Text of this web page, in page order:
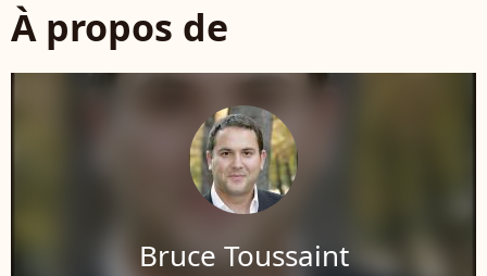
À propos de
Bruce Toussaint